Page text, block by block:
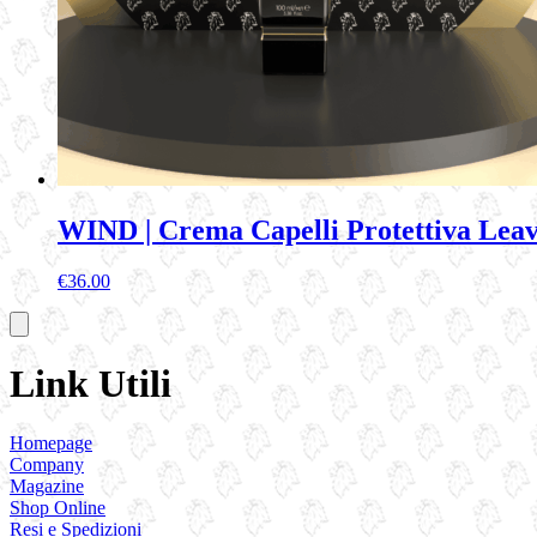
WIND | Crema Capelli Protettiva
€36.00
Link Utili
Homepage
Company
Magazine
Shop Online
Resi e Spedizioni